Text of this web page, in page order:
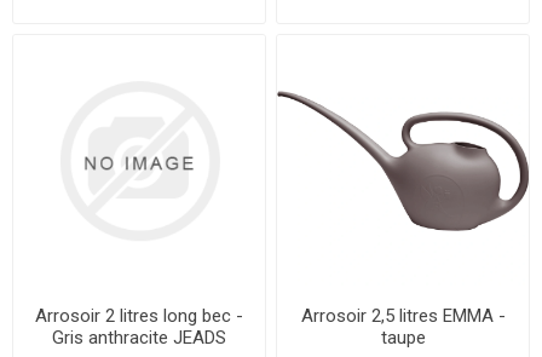
Arrosoir 2 litres long bec -
Gris anthracite JEADS
Arrosoir 2,5 litres EMMA -
taupe